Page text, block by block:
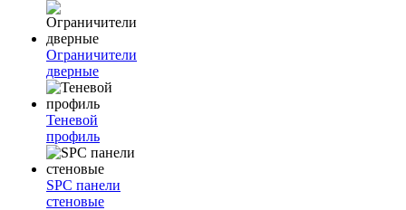
Ограничители
дверные
Теневой
профиль
SPC панели
стеновые